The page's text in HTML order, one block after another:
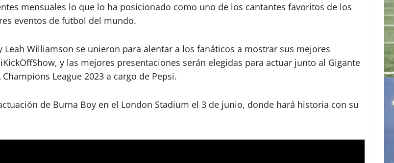
mensuales lo que lo ha posicionado como uno de los cantantes favoritos de los
eventos de futbol del mundo.
Williamson se unieron para alentar a los fanáticos a mostrar sus mejores
y las mejores presentaciones serán elegidas para actuar junto al Gigante
League 2023 a cargo de Pepsi.
de Burna Boy en el London Stadium el 3 de junio, donde hará historia con su